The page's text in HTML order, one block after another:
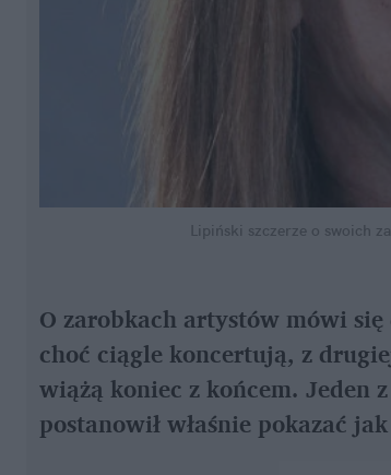
Lipiński szczerze o swoich
O zarobkach artystów mówi
choć ciągle koncertują, z
wiążą koniec z końcem. Jeden
postanowił właśnie pokazać